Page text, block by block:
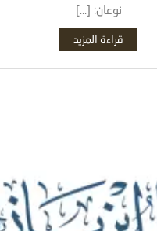
نوعان: […]
قراءة المزيد